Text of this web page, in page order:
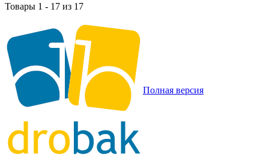
Товары 1 - 17 из 17
Полная версия